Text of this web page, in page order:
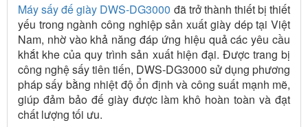
Máy sấy đế giày DWS-DG3000 đã trở thành thiết bị thiết
yếu trong ngành công nghiệp sản xuất giày dép tại Việt
Nam, nhờ vào khả năng đáp ứng hiệu quả các yêu cầu
khắt khe của quy trình sản xuất hiện đại. Được trang bị
công nghệ sấy tiên tiến, DWS-DG3000 sử dụng phương
pháp sấy bằng nhiệt độ ổn định và công suất mạnh mẽ,
giúp đảm bảo đế giày được làm khô hoàn toàn và đạt
chất lượng tối ưu.